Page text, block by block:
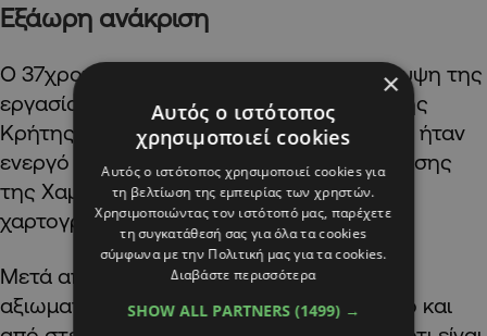
Εξάωρη ανάκριση
Ο 37χρονος Παλαιστίνιος που με την κάλυψη της
εργασίας σε ξενοδοχειακό συγκρότημα της
Κρήτης, είχε ήδη ριζοσπαστικοποιηθεί και ήταν
ενεργό μέλος της τρομοκρατικής οργάνωσης
της Χαμάς, ενώ η ΕΥΠ τον ειχε πλήρως
χαρτογραφημένο.
Μετά από έξι ώρες ανάκριση τόσο από
αξιωματικους της αντιτρομοκρατικής όσο και
×
Αυτός ο ιστότοπος
χρησιμοποιεί cookies
Αυτός ο ιστότοπος χρησιμοποιεί cookies για
τη βελτίωση της εμπειρίας των χρηστών.
Χρησιμοποιώντας τον ιστότοπό μας, παρέχετε
τη συγκατάθεσή σας για όλα τα cookies
σύμφωνα με την Πολιτική μας για τα cookies.
Διαβάστε περισσότερα
SHOW ALL PARTNERS (1499) →